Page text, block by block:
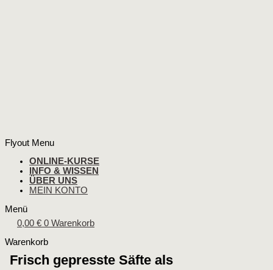
Flyout Menu
ONLINE-KURSE
INFO & WISSEN
ÜBER UNS
MEIN KONTO
Menü
0,00 € 0 Warenkorb
Warenkorb
Frisch gepresste Säfte als